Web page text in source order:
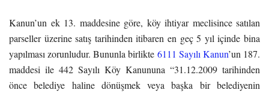
Kanun’un ek 13. maddesine göre, köy ihtiyar meclisince satılan
parseller üzerine satış tarihinden itibaren en geç 5 yıl içinde bina
yapılması zorunludur. Bununla birlikte 6111 Sayılı Kanun’un 187.
maddesi ile 442 Sayılı Köy Kanununa “31.12.2009 tarihinden
önce belediye haline dönüşmek veya başka bir belediyenin